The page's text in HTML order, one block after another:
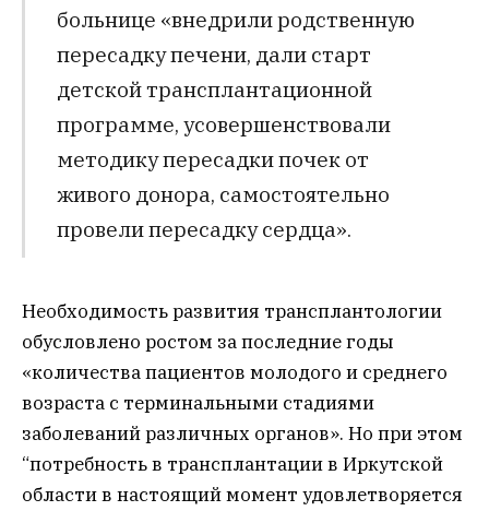
больнице «внедрили родственную
пересадку печени, дали старт
детской трансплантационной
программе, усовершенствовали
методику пересадки почек от
живого донора, самостоятельно
провели пересадку сердца».
Необходимость развития трансплантологии
обусловлено ростом за последние годы
«количества пациентов молодого и среднего
возраста с терминальными стадиями
заболеваний различных органов». Но при этом
“потребность в трансплантации в Иркутской
области в настоящий момент удовлетворяется